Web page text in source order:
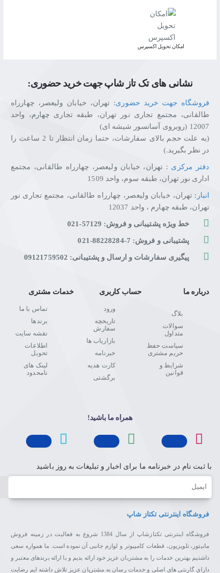
اﻣﮑﺎن ﺗﺤﻮﯾﻞ اﮐﺴﭙﺮس
نشانی های تک تاز شاپ جهت خرید حضوری:
فروشگاه جهت خرید حضوری: تهران، خیابان ولیعصر، چهارراه
طالقانی، مجتمع تجاری نور تهران، طبقه تجاری چهارم، واحد
12007 (روبروی آسانسور شیشه ای)
(به علت حجم بالای سفارشات، حتما زمان انتظار تا 2 ساعت را
در نظر بگیرید.)
دفتر مرکزی : تهران، خیابان ولیعصر، چهارراه طالقانی، مجتمع
اداری نور تهران، طبقه سوم، واحد 1509
انبار : تهران، خیابان ولیعصر، چهارراه طالقانی، مجتمع تجاری نور
تهران، طبقه چهارم ، واحد 12037
خط ویژه پشتیبانی و فروش: 57129-021
پشتیبانی و فروش: 7-88228284-021
پیگیری سفارشات و ارسال و پشتیبانی: 09121759502
درباره ما
بلاگ
سوالات
متداول
سیاست حفظ
حریم مشتری
شرایط و
قوانین
حساب کاربری
ورود
تاریخچه
سفارش
بازاریاب ها
خبرنامه
کارت هدیه
برگشتی
خدمات مشتری
تماس با ما
برندها
نقشه سایت
اطلاعات
تحویل
لینک های
نامحدود
همراه ما باشید!
با ثبت نام در خبرنامه ما برای اخبار و تبلیغات به روز باشید
ایمیل
فروشگاه اینترنتی تکتاز شاپ
فروشگاه اینترنتی تکتازشاپ از سال 1384 شروع به فعالیت در زمینه فروش
مانیتور، تلویزیون، قطعات کامپیوتر و لوازم جانبی آن نموده است. ما همواره سعی
داشتیم بهترین خدمات را به مشتریان عزیز خود ارائه بدیم و با ارائه برندهای معتبر و
دارای گارنتی های اصلی و خدمات رسان به مشتریان عزیز تلاش داشته ایم رضایت